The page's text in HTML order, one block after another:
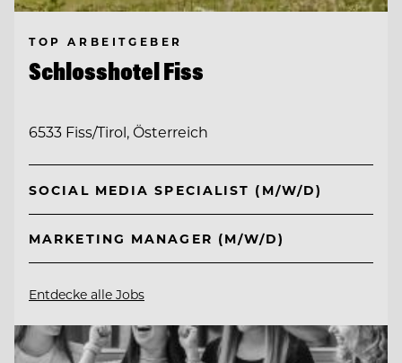
TOP ARBEITGEBER
Schlosshotel Fiss
6533 Fiss/Tirol, Österreich
SOCIAL MEDIA SPECIALIST (M/W/D)
MARKETING MANAGER (M/W/D)
Entdecke alle Jobs